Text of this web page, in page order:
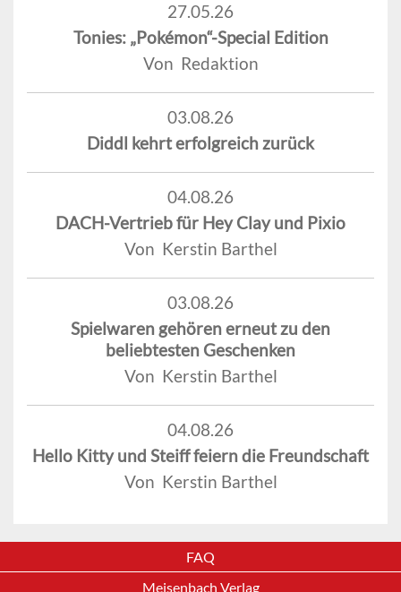
27.05.26
Tonies: „Pokémon“-Special Edition
Von Redaktion
03.08.26
Diddl kehrt erfolgreich zurück
04.08.26
DACH-Vertrieb für Hey Clay und Pixio
Von Kerstin Barthel
03.08.26
Spielwaren gehören erneut zu den
beliebtesten Geschenken
Von Kerstin Barthel
04.08.26
Hello Kitty und Steiff feiern die Freundschaft
Von Kerstin Barthel
FAQ
Meisenbach Verlag